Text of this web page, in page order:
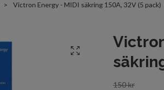
Victron Energy - MIDI säkring 150A, 32V (5 pack)
150 kr